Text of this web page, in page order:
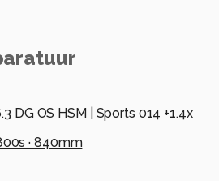
DG OS HSM | Sports 014 +1.4x
·840mm